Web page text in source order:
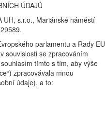
ÚDAJŮ
UH, s.r.o., Mariánské náměstí
parlamentu a Rady EU
souvislosti se zpracováním
tímto s tím, aby výše
zpracovávala mnou
údaje), a to: